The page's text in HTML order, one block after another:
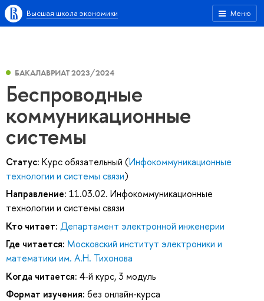
Меню
Высшая школа экономики
БАКАЛАВРИАТ 2023/2024
Беспроводные
коммуникационные
системы
Статус: Курс обязательный (Инфокоммуникационные
технологии и системы связи)
Направление: 11.03.02. Инфокоммуникационные
технологии и системы связи
Кто читает: Департамент электронной инженерии
Где читается: Московский институт электроники и
математики им. А.Н. Тихонова
Когда читается: 4-й курс, 3 модуль
Формат изучения: без онлайн-курса